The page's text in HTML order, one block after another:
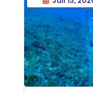
gesamten Urlaub
Rotmeerküste zu
Dahab bietet